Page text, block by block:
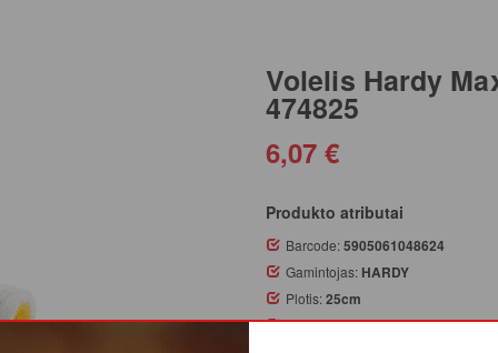
Volelis Hardy
474825
6,07 €
Produkto atributai
Barcode:5905061048624
Gamintojas: HARDY
Plotis:25cm
Ypatybės:Lygiems paviršiams